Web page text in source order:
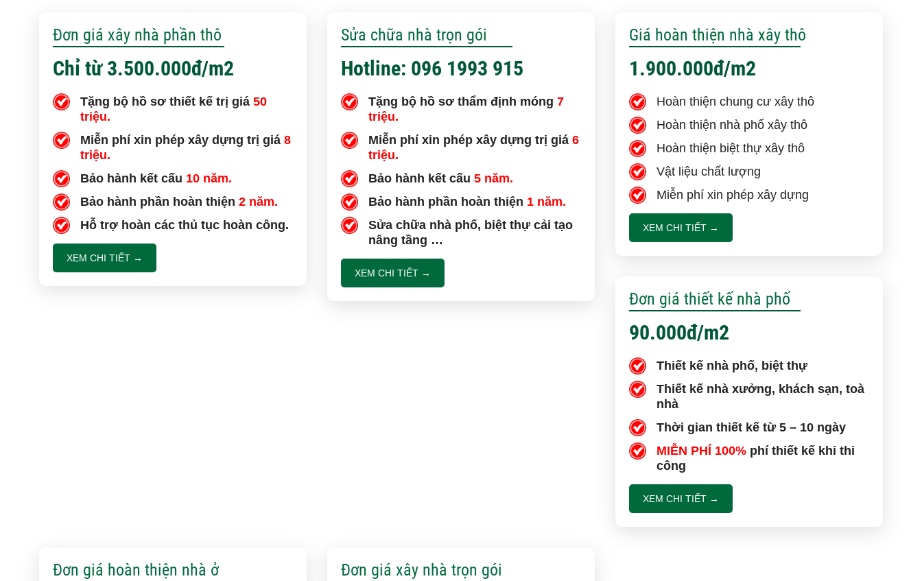
Bàn giao nhà phố | Cô Phụng nói gì về đội ngũ Việt Quang
Bàn giao nhà phố 4 tầng lửng hơi thở đất mỹ giữa lòng sài gòn
và đánh giá của gia chủ
Đánh giá của Chị Phượng về công tác sửa chữa nhà của Việt
9.5/10 anh thái đánh giá về Việt Quang Group sau khi nhận
Xây nhà ở tỉnh Long An | Anh Hoàng đánh giá Việt Quang như
14 ngày lột xác nhà phố | Anh Hoàn đánh giá về Việt Quang
Khách hàng Cũ – Công trình mới | Chia sẻ của Anh Quang sau
2 lần hợp tác cùng Việt Quang Group
Xây nhà phố 1 trệt 2 lầu và đánh giá của anh Sơn sau khi nhận
Việt Quang Group có “được lòng” Anh Trường sau khi sửa nhà?
Đơn giá xây nhà phần thô
Chỉ từ 3.500.000đ/m2
Tặng bộ hồ sơ thiết kế trị giá 50
triệu.
Miễn phí xin phép xây dựng trị giá 8
triệu.
Bảo hành kết cấu 10 năm.
Bảo hành phần hoàn thiện 2 năm.
Hỗ trợ hoàn các thủ tục hoàn công.
XEM CHI TIẾT →
Sửa chữa nhà trọn gói
Hotline: 096 1993 915
Tặng bộ hồ sơ thẩm định móng 7
triệu.
Miễn phí xin phép xây dựng trị giá 6
triệu.
Bảo hành kết cấu 5 năm.
Bảo hành phần hoàn thiện 1 năm.
Sửa chữa nhà phố, biệt thự cải tạo
nâng tầng …
XEM CHI TIẾT →
Giá hoàn thiện nhà xây thô
1.900.000đ/m2
Hoàn thiện chung cư xây thô
Hoàn thiện nhà phố xây thô
Hoàn thiện biệt thự xây thô
Vật liệu chất lượng
Miễn phí xin phép xây dựng
XEM CHI TIẾT →
Đơn giá thiết kế nhà phố
90.000đ/m2
Thiết kế nhà phố, biệt thự
Thiết kế nhà xưởng, khách sạn, toà
nhà
Thời gian thiết kế từ 5 – 10 ngày
MIỄN PHÍ 100% phí thiết kế khi thi
công
XEM CHI TIẾT →
Đơn giá hoàn thiện nhà ở Đơn giá xây nhà trọn gói